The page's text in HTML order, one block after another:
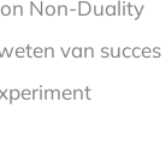
Non-Duality
van succes